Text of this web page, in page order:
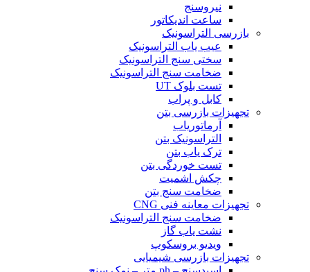
نیروسنج
ساعت اندیکاتور
بازرسی التراسونیک
عیب یاب التراسونیک
سختی سنج التراسونیک
ضخامت سنج التراسونیک
تست بلوک UT
کابل و پراب
تجهیزات بازرسی بتن
آرماتوریاب
التراسونیک بتن
ترک یاب بتن
تست خوردگی بتن
چکش اشمیت
ضخامت سنج بتن
تجهیزات معاینه فنی CNG
ضخامت سنج التراسونیک
نشت یاب گاز
ویدیو بروسکوپ
تجهیزات بازرسی شیمیایی